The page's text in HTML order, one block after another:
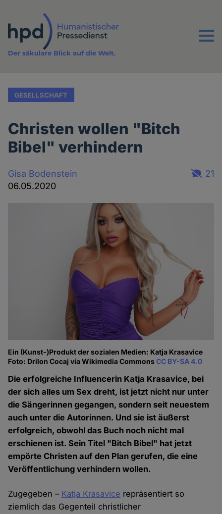
Inhalt
Menu
Der säkulare Blick auf die Welt.
GESELLSCHAFT
Christen wollen "Bitch
Bibel" verhindern
Gisa Bodenstein
06.05.2020
21
Ein (Kunst-)Produkt der sozialen Medien: Katja Krasavice
Foto: Drilon Cocaj via Wikimedia CommonsCC BY-SA 4.0
Die erfolgreiche Influencerin Katja Krasavice, bei
der sich alles um Sex dreht, ist jetzt nicht nur unter
die Sängerinnen gegangen, sondern seit neuestem
auch unter die Autorinnen. Und sie ist äußerst
erfolgreich, obwohl das Buch noch nicht mal
erschienen ist. Sein Titel "Bitch Bibel" hat jetzt
empörte Christen auf den Plan gerufen, die eine
Veröffentlichung verhindern wollen.
Zugegeben – Katja Krasavice repräsentiert so
ziemlich das Gegenteil christlicher